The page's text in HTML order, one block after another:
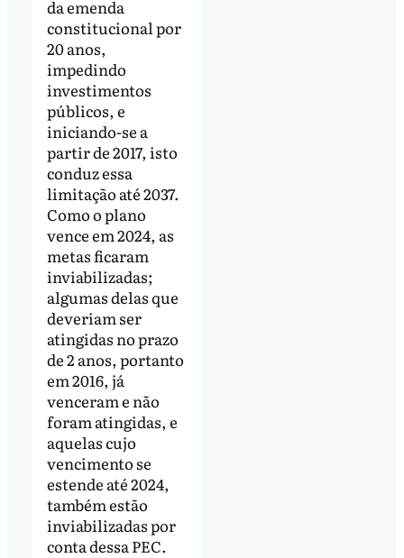
da emenda
constitucional por
20 anos,
impedindo
investimentos
públicos, e
iniciando-se a
partir de 2017, isto
conduz essa
limitação até 2037.
Como o plano
vence em 2024, as
metas ficaram
inviabilizadas;
algumas delas que
deveriam ser
atingidas no prazo
de 2 anos, portanto
em 2016, já
venceram e não
foram atingidas, e
aquelas cujo
vencimento se
estende até 2024,
também estão
inviabilizadas por
conta dessa PEC.